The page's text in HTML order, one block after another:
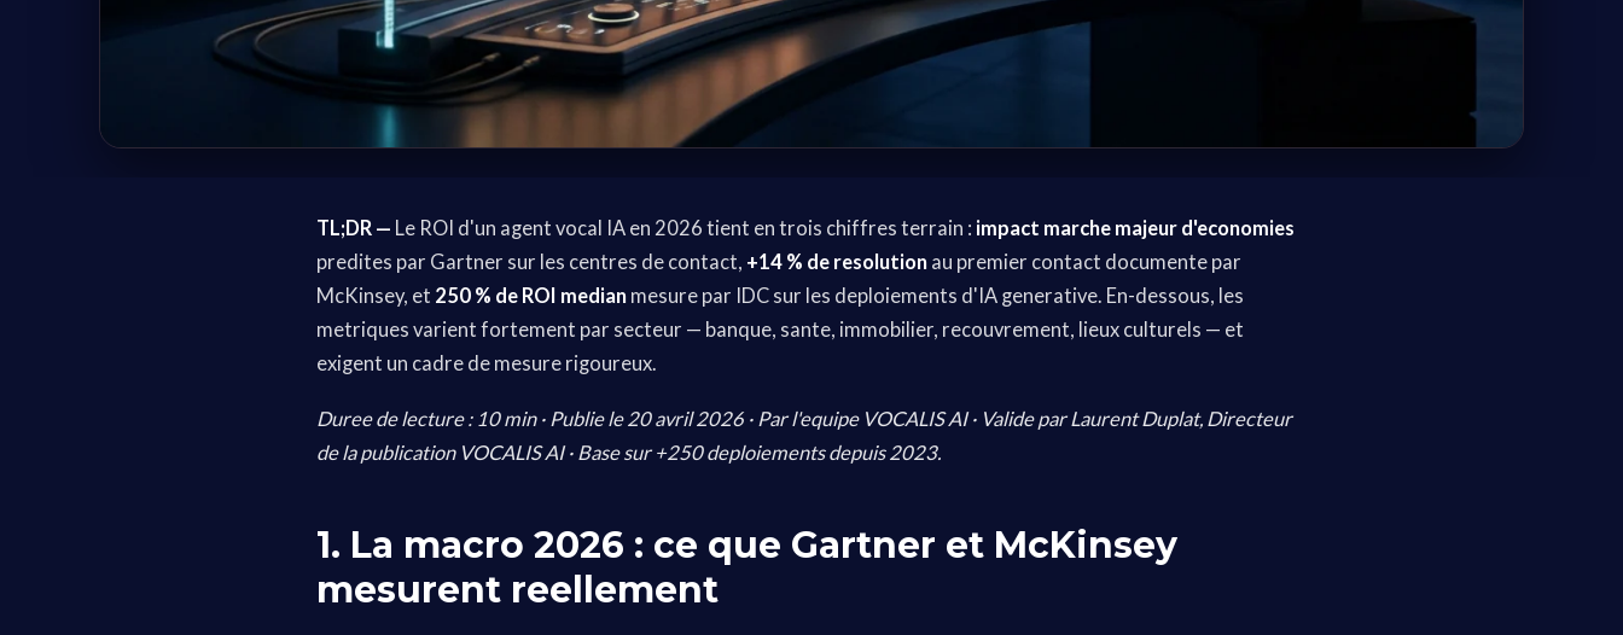
TL;DR — Le ROI d'un agent vocal IA en 2026 tient en trois chiffres terrain : impact marche majeur d'economies
predites par Gartner sur les centres de contact, +14 % de resolution au premier contact documente par
McKinsey, et 250 % de ROI median mesure par IDC sur les deploiements d'IA generative. En-dessous, les
metriques varient fortement par secteur — banque, sante, immobilier, recouvrement, lieux culturels — et
exigent un cadre de mesure rigoureux.
Duree de lecture : 10 min · Publie le 20 avril 2026 · Par l'equipe VOCALIS AI · Valide par Laurent Duplat, Directeur
de la publication VOCALIS AI · Base sur +250 deploiements depuis 2023.
1. La macro 2026 : ce que Gartner et McKinsey
mesurent reellement